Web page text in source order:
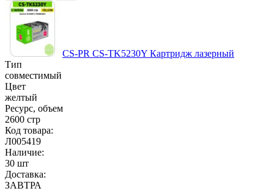
CS-PR CS-TK5230Y Картридж лазерный
Тип
совместимый
Цвет
желтый
Ресурс, объем
2600 стр
Код товара:
Л005419
Наличие:
30 шт
Доставка:
ЗАВТРА